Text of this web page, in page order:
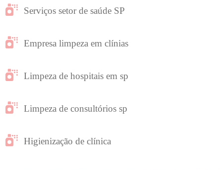
Serviços setor de saúde SP
Empresa limpeza em clínias
Limpeza de hospitais em sp
Limpeza de consultórios sp
Higienização de clínica